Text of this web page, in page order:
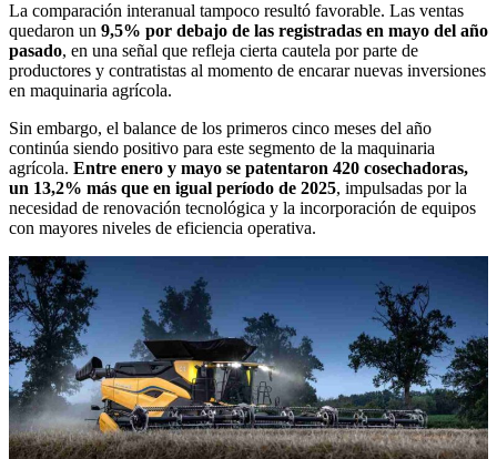
La comparación interanual tampoco resultó favorable. Las ventas
quedaron un 9,5% por debajo de las registradas en mayo del año
pasado, en una señal que refleja cierta cautela por parte de
productores y contratistas al momento de encarar nuevas inversiones
en maquinaria agrícola.
Sin embargo, el balance de los primeros cinco meses del año
continúa siendo positivo para este segmento de la maquinaria
agrícola. Entre enero y mayo se patentaron 420 cosechadoras,
un 13,2% más que en igual período de 2025, impulsadas por la
necesidad de renovación tecnológica y la incorporación de equipos
con mayores niveles de eficiencia operativa.